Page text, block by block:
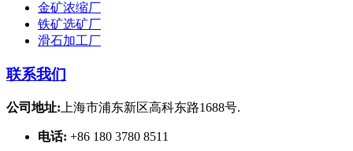
金矿浓缩厂
铁矿选矿厂
滑石加工厂
联系我们
公司地址: 上海市浦东新区高科东路1688号.
电话: +86 180 3780 8511